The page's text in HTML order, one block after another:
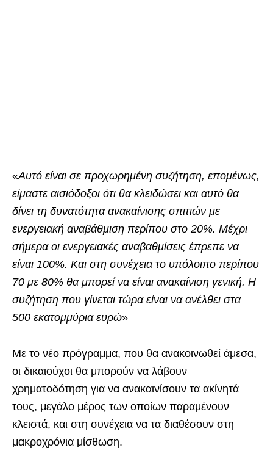
«Αυτό είναι σε προχωρημένη συζήτηση, επομένως,
είμαστε αισιόδοξοι ότι θα κλειδώσει και αυτό θα
δίνει τη δυνατότητα ανακαίνισης σπιτιών με
ενεργειακή αναβάθμιση περίπου στο 20%. Μέχρι
σήμερα οι ενεργειακές αναβαθμίσεις έπρεπε να
είναι 100%. Και στη συνέχεια το υπόλοιπο περίπου
70 με 80% θα μπορεί να είναι ανακαίνιση γενική. Η
συζήτηση που γίνεται τώρα είναι να ανέλθει στα
500 εκατομμύρια ευρώ»
Με το νέο πρόγραμμα, που θα ανακοινωθεί άμεσα,
οι δικαιούχοι θα μπορούν να λάβουν
χρηματοδότηση για να ανακαινίσουν τα ακίνητά
τους, μεγάλο μέρος των οποίων παραμένουν
κλειστά, και στη συνέχεια να τα διαθέσουν στη
μακροχρόνια μίσθωση.